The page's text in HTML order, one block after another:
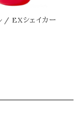
/ EXシェイカー